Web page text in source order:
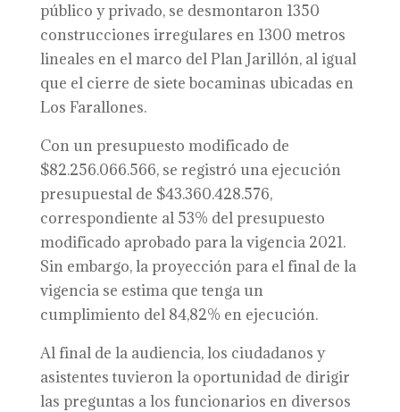
público y privado, se desmontaron 1350
construcciones irregulares en 1300 metros
lineales en el marco del Plan Jarillón, al igual
que el cierre de siete bocaminas ubicadas en
Los Farallones.
Con un presupuesto modificado de
$82.256.066.566, se registró una ejecución
presupuestal de $43.360.428.576,
correspondiente al 53% del presupuesto
modificado aprobado para la vigencia 2021.
Sin embargo, la proyección para el final de la
vigencia se estima que tenga un
cumplimiento del 84,82% en ejecución.
Al final de la audiencia, los ciudadanos y
asistentes tuvieron la oportunidad de dirigir
las preguntas a los funcionarios en diversos